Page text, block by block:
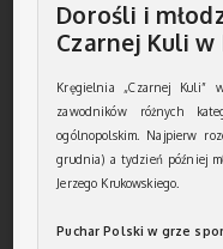
Dorośli i
Czarnej Kuli w
Kręgielnia „Czarnej Kuli”
zawodników różnych
ogólnopolskim. Najpierw
grudnia) a tydzień później
Jerzego Krukowskiego.
Puchar Polski w grze